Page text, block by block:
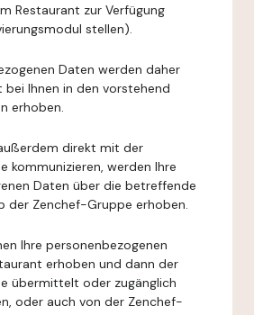
Restaurant zur Verfügung
stellen).
Daten werden daher
bei Ihnen in den vorstehend
erhoben.
außerdem direkt mit der
kommunizieren, werden Ihre
Daten über die betreffende
der Zenchef-Gruppe erhoben.
Ihre personenbezogenen
erhoben und dann der
übermittelt oder zugänglich
oder auch von der Zenchef-